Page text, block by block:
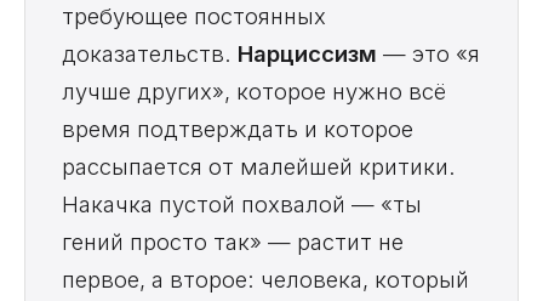
требующее постоянных
доказательств. Нарциссизм — это «я
лучше других», которое нужно всё
время подтверждать и которое
рассыпается от малейшей критики.
Накачка пустой похвалой — «ты
гений просто так» — растит не
первое, а второе: человека, который